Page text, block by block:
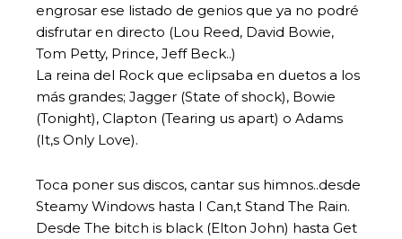
engrosar ese listado de genios que ya no podré
disfrutar en directo (Lou Reed, David Bowie,
Tom Petty, Prince, Jeff Beck..)
La reina del Rock que eclipsaba en duetos a los
más grandes; Jagger (State of shock), Bowie
(Tonight), Clapton (Tearing us apart) o Adams
(It,s Only Love).
Toca poner sus discos, cantar sus himnos..desde
Steamy Windows hasta I Can,t Stand The Rain.
Desde The bitch is black (Elton John) hasta Get